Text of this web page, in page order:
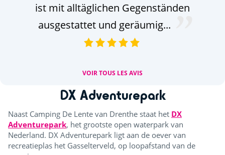
ist mit alltäglichen Gegenständen
ausgestattet und geräumig...
VOIR TOUS LES AVIS
DX Adventurepark
Naast Camping De Lente van Drenthe staat het DX
Adventurepark, het grootste open waterpark van
Nederland. DX Adventurepark ligt aan de oever van
recreatieplas het Gasselterveld, op loopafstand van de